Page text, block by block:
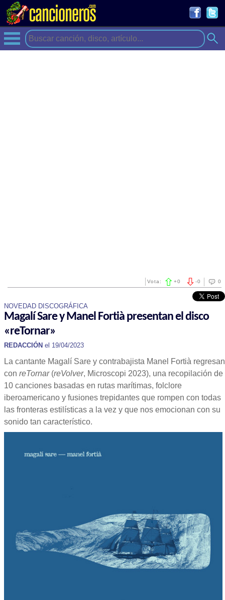
0
-0
Vota: +0
NOVEDAD DISCOGRÁFICA
Magalí Sare y Manel Fortià presentan el disco
«reTornar»
REDACCIÓN el 19/04/2023
La cantante Magalí Sare y contrabajista Manel Fortià regresan
con reTornar(reVolver, Microscopi 2023), una recopilación de
10 canciones basadas en rutas marítimas, folclore
iberoamericano y fusiones trepidantes que rompen con todas
las fronteras estilísticas a la vez y que nos emocionan con su
sonido tan característico.